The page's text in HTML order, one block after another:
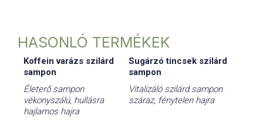
HASONLÓ TERMÉKEK
Koffein varázs szilárd
sampon
Életerő sampon
vékonyszálú, hullásra
hajlamos hajra
Sugárzó tincsek szilárd
sampon
Vitalizáló szilárd sampon
száraz, fénytelen hajra